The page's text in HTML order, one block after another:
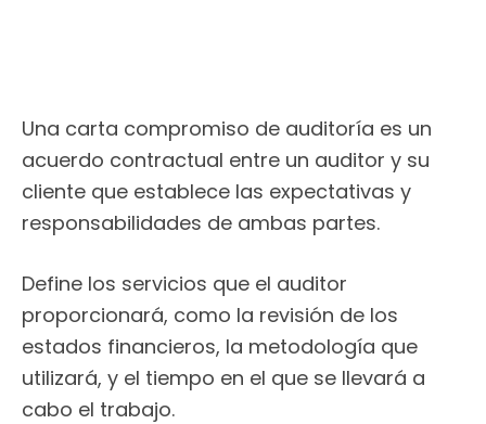
Una carta compromiso de auditoría es un
acuerdo contractual entre un auditor y su
cliente que establece las expectativas y
responsabilidades de ambas partes.
Define los servicios que el auditor
proporcionará, como la revisión de los
estados financieros, la metodología que
utilizará, y el tiempo en el que se llevará a
cabo el trabajo.